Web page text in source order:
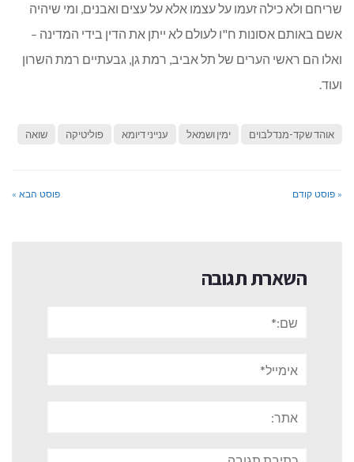
שריחם ולא כילה זעמו על עצמו אלא על עצים ואבנים, ומי שיהיה
אשם באותם אסונות ח"ו לעולם לא ייתן את הדין בידי המדינה –
ואלו הם ראשי הערים של תל אביב, רמת גן, גבעתיים רמת השרון
ועוד.
אוהד שקד-מנדלבוים ימין ושמאל ענייני דיומא פוליטיקה שואה
« פוסט קודם פוסט הבא »
השארת תגובה
תגובה